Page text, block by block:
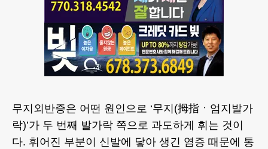
무지외반증은 어떤 원인으로 ‘무지(拇指ㆍ엄지발가
락)’가 두 번째 발가락 쪽으로 과도하게 휘는 것이
다. 휘어진 부분이 신발에 닿아 생긴 염증 때문에 통